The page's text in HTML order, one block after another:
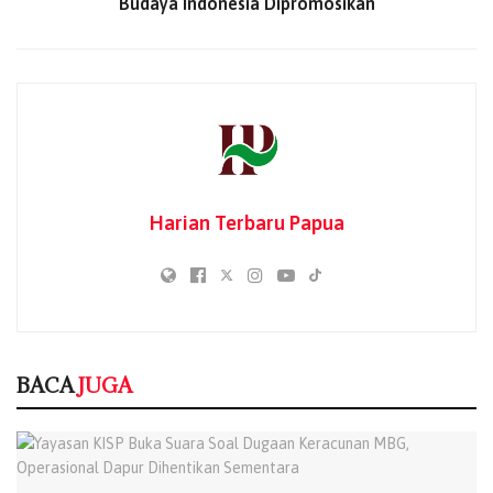
0,5 hektare termasuk merupakan Areal Penggunaan Lain
(APL). Bibit pohon yang ditanam antara lain Cemara,
Siswa di Kabupaten Jayapura Dirawat di
Sejumlah Fasilitas Kesehatan
Harian Terbaru Papua
BACAJUGA